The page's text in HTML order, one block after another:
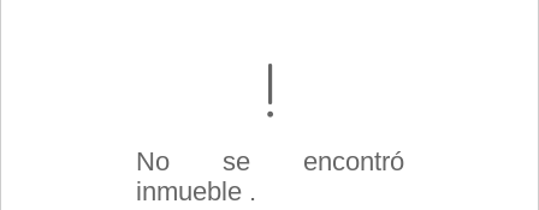
No se encontró
inmueble .